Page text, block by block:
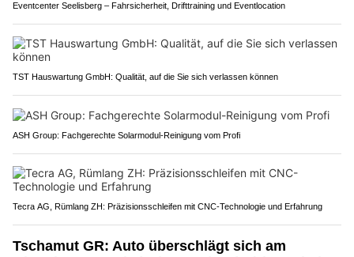
Eventcenter Seelisberg – Fahrsicherheit, Drifttraining und Eventlocation
TST Hauswartung GmbH: Qualität, auf die Sie sich verlassen können
ASH Group: Fachgerechte Solarmodul-Reinigung vom Profi
Tecra AG, Rümlang ZH: Präzisionsschleifen mit CNC-Technologie und Erfahrung
Tschamut GR: Auto überschlägt sich am